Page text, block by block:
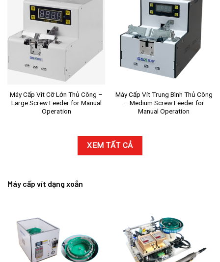
Máy Cấp Vít Cỡ Lớn Thủ Công –
Large Screw Feeder for Manual
Operation
Máy Cấp Vít Trung Bình Thủ Công
– Medium Screw Feeder for
Manual Operation
XEM TẤT CẢ
Máy cấp vít dạng xoắn